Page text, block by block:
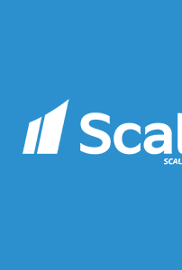
Partenaire logistique in
d’annoncer une
production mondiale,
2025, le Groupe
robotique Goods to